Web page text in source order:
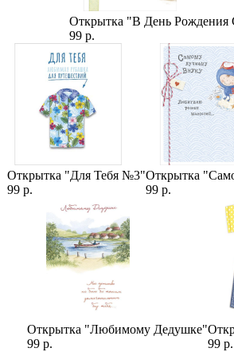
Открытка "В День Рождения
99 р.
Открытка "Для Тебя №3"
99 р.
Открытка
99 р.
Открытка "Любимому Дедушке"
99 р.
99 р.